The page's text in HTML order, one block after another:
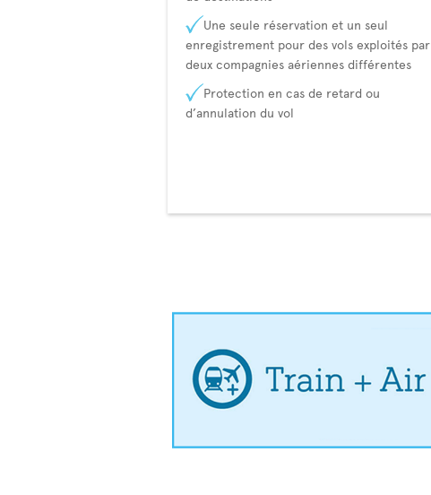
Une seule réservation et un seul
enregistrement pour des vols exploités par
deux compagnies aériennes différentes
Protection en cas de retard ou
d’annulation du vol